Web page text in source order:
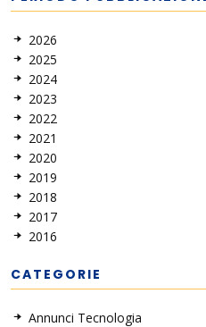
2026
2025
2024
2023
2022
2021
2020
2019
2018
2017
2016
CATEGORIE
Annunci Tecnologia